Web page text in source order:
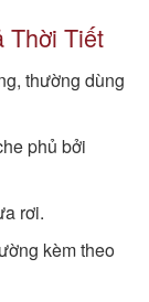
Thời Tiết
thường dùng
phủ bởi
rơi.
kèm theo